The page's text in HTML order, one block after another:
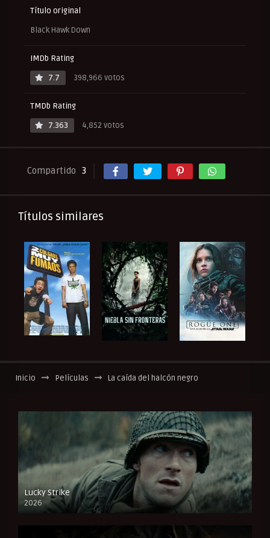
Título original
Black Hawk Down
IMDb Rating
7.7
398,966 votos
TMDb Rating
7.363
4,852 votos
Compartido 3
Títulos similares
Inicio Películas La caída del halcón negro
Lucky Strike
2026
FULL HD